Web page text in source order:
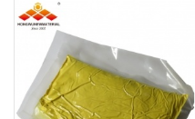
catalizzatori di sintesi organica,
ceramica, piezoresistore, ecc. La
nanoparticella Bi2O3 è
disponibile per 30-50 nm con
una purezza del 99,5%.